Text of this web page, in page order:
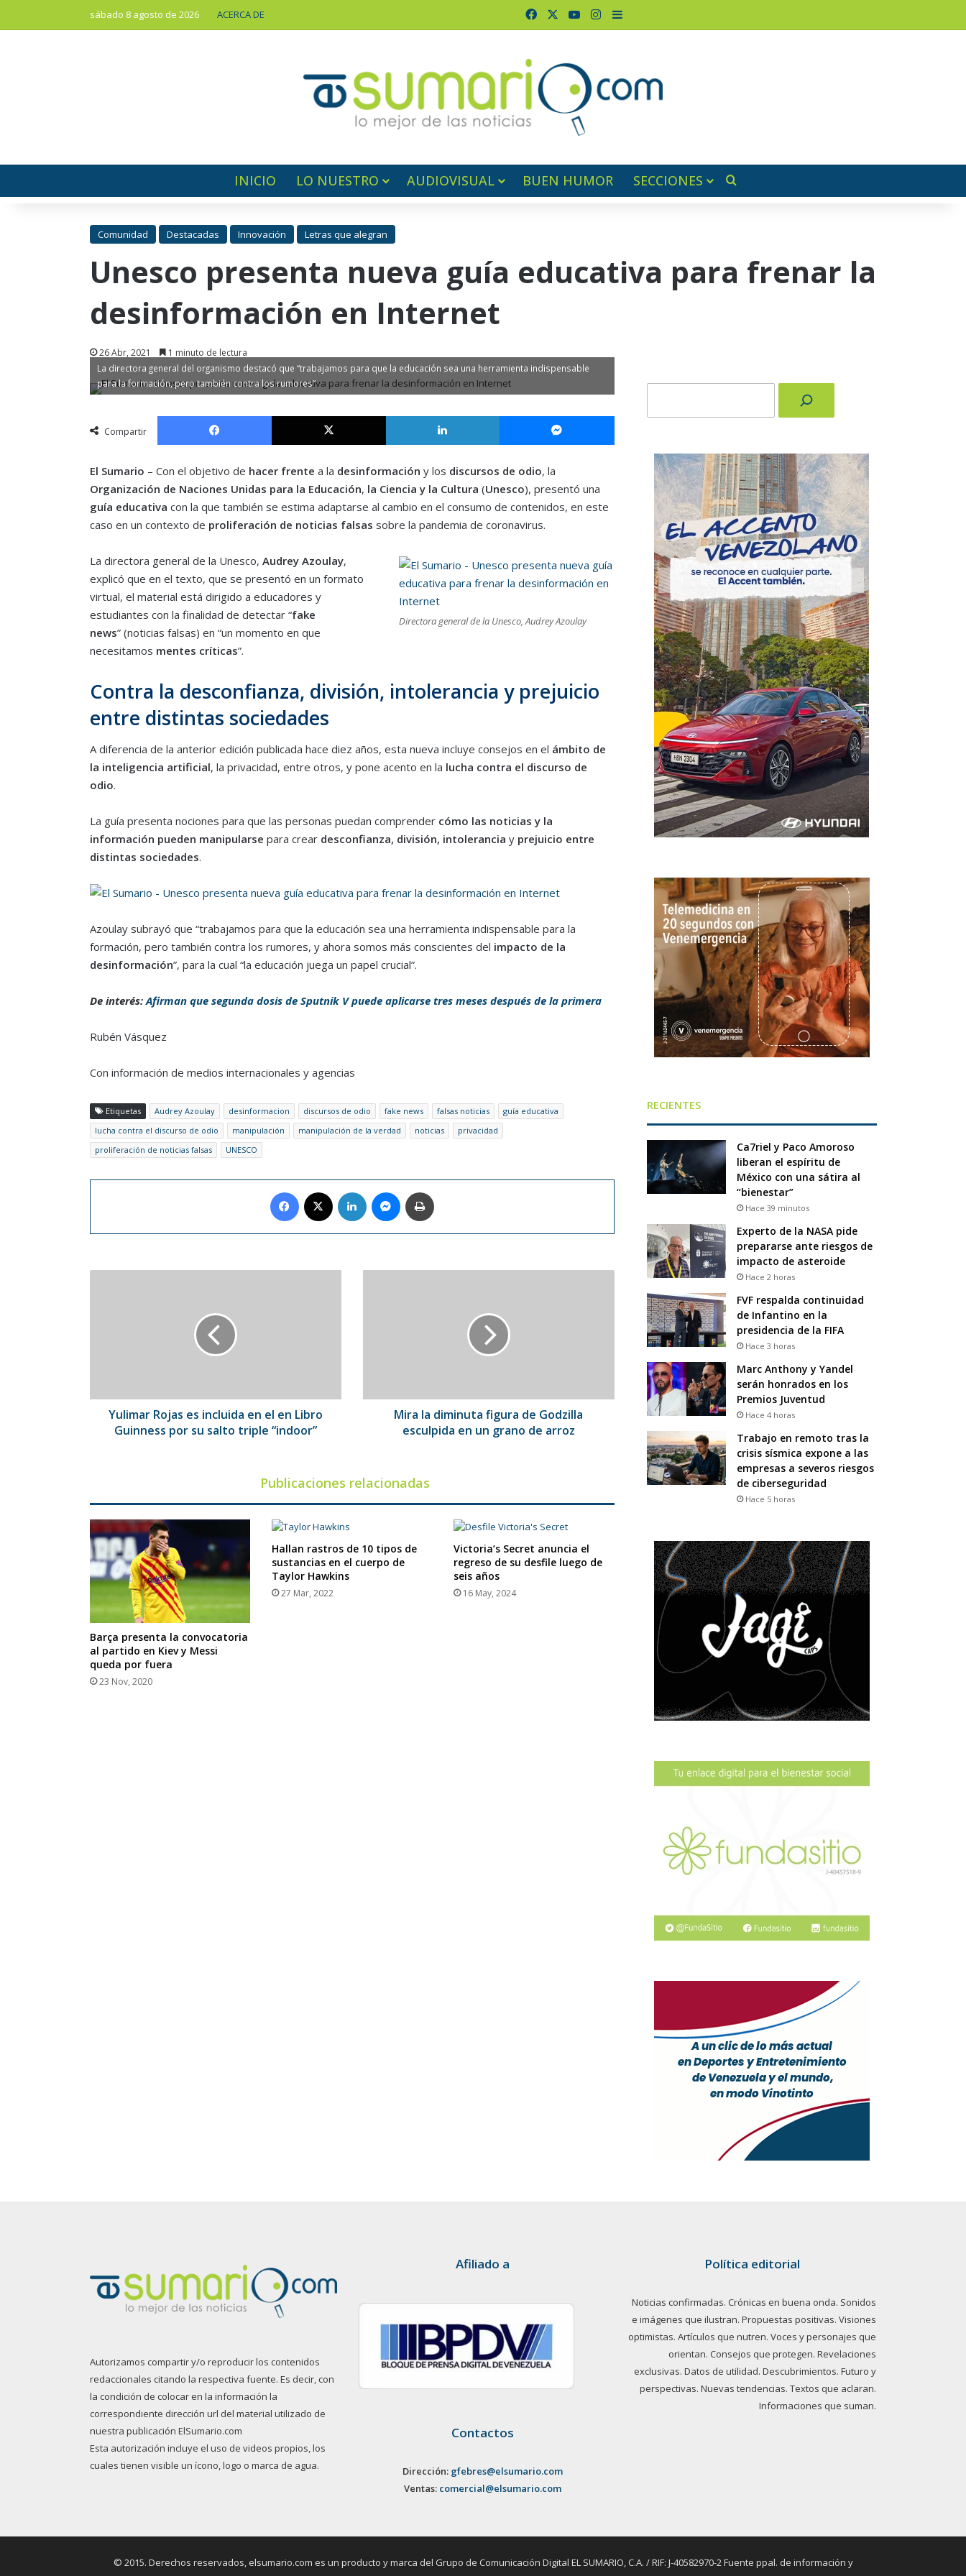
sábado 8 agosto de 2026 ACERCA DE FacebookYouTubeInstagram
Barra lateral
INICIO LO NUESTRO AUDIOVISUAL BUEN HUMOR SECCIONES
Comunidad Destacadas Innovación Letras que alegran
Unesco presenta nueva guía educativa para frenar la
desinformación en Internet
26 Abr, 2021 1 minuto de lectura
La directora general del organismo destacó que “trabajamos para que la educación sea una herramienta indispensable
para la formación, pero también contra los rumores”
Compartir
Facebook X LinkedIn Messenger
El Sumario – Con el objetivo de hacer frente a la desinformación y los discursos de odio, la
Organización de Naciones Unidas para la Educación, la Ciencia y la Cultura (Unesco), presentó una
guía educativa con la que también se estima adaptarse al cambio en el consumo de contenidos, en este
caso en un contexto de proliferación de noticias falsas sobre la pandemia de coronavirus.
Directora general de la Unesco, Audrey Azoulay
La directora general de la Unesco, Audrey Azoulay,
explicó que en el texto, que se presentó en un formato
virtual, el material está dirigido a educadores y
estudiantes con la finalidad de detectar “fake
news” (noticias falsas) en “un momento en que
necesitamos mentes críticas”.
Contra la desconfianza, división, intolerancia y prejuicio
entre distintas sociedades
A diferencia de la anterior edición publicada hace diez años, esta nueva incluye consejos en el ámbito de
la inteligencia artificial, la privacidad, entre otros, y pone acento en la lucha contra el discurso de
odio.
La guía presenta nociones para que las personas puedan comprender cómo las noticias y la
información pueden manipularse para crear desconfianza, división, intolerancia y prejuicio entre
distintas sociedades.
Azoulay subrayó que “trabajamos para que la educación sea una herramienta indispensable para la
formación, pero también contra los rumores, y ahora somos más conscientes del impacto de la
desinformación”, para la cual “la educación juega un papel crucial”.
De interés:Afirman que segunda dosis de Sputnik V puede aplicarse tres meses después de la primera
Rubén Vásquez
Con información de medios internacionales y agencias
Etiquetas Audrey Azoulay desinformacion discursos de odio fake news falsas noticias
guía educativa
lucha contra el discurso de odio
manipulación manipulación de la verdad noticias
privacidad
proliferación de noticias falsas
UNESCO
Facebook LinkedIn Messenger
Guinness
Yulimar Rojas es incluida en el en Libro
Guinness por su salto triple “indoor”
un
Mira la diminuta figura de Godzilla
esculpida en un grano de arroz
Publicaciones relacionadas
Barça presenta la convocatoria
al partido en Kiev y Messi
queda por fuera
23 Nov, 2020
Hallan rastros de 10 tipos de
sustancias en el cuerpo de
Taylor Hawkins
27 Mar, 2022
Victoria’s Secret anuncia el
regreso de su desfile luego de
seis años
16 May, 2024
RECIENTES
Ca7riel y Paco Amoroso
liberan el espíritu de
México con una sátira al
“bienestar”
Hace 39 minutos
Experto de la NASA pide
prepararse ante riesgos de
impacto de asteroide
Hace 2 horas
FVF respalda continuidad
de Infantino en la
presidencia de la FIFA
Hace 3 horas
Marc Anthony y Yandel
serán honrados en los
Premios Juventud
Hace 4 horas
Trabajo en remoto tras la
crisis sísmica expone a las
empresas a severos riesgos
de ciberseguridad
Hace 5 horas
Autorizamos compartir y/o reproducir los contenidos
redaccionales citando la respectiva fuente. Es decir, con
la condición de colocar en la información la
correspondiente dirección url del material utilizado de
nuestra publicación ElSumario.com
Esta autorización incluye el uso de videos propios, los
cuales tienen visible un ícono, logo o marca de agua.
Afiliado a
Contactos
Dirección: gfebres@elsumario.com
Ventas: comercial@elsumario.com
Política editorial
Noticias confirmadas. Crónicas en buena onda. Sonidos
e imágenes que ilustran. Propuestas positivas. Visiones
optimistas. Artículos que nutren. Voces y personajes que
orientan. Consejos que protegen. Revelaciones
exclusivas. Datos de utilidad. Descubrimientos. Futuro y
perspectivas. Nuevas tendencias. Textos que aclaran.
Informaciones que suman.
© 2015. Derechos reservados, elsumario.com es un producto y marca del Grupo de Comunicación Digital EL SUMARIO, C.A. / RIF: J-40582970-2 Fuente ppal. de información y